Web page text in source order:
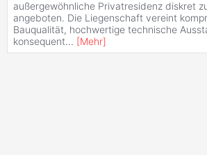
außergewöhnliche Privatresidenz diskret
angeboten. Die Liegenschaft vereint
Bauqualität, hochwertige technische
konsequent... [Mehr]